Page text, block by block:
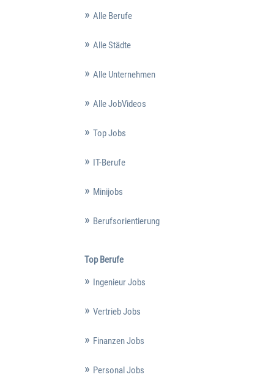
Alle Berufe
Alle Städte
Alle Unternehmen
Alle JobVideos
Top Jobs
IT-Berufe
Minijobs
Berufsorientierung
Top Berufe
Ingenieur Jobs
Vertrieb Jobs
Finanzen Jobs
Personal Jobs